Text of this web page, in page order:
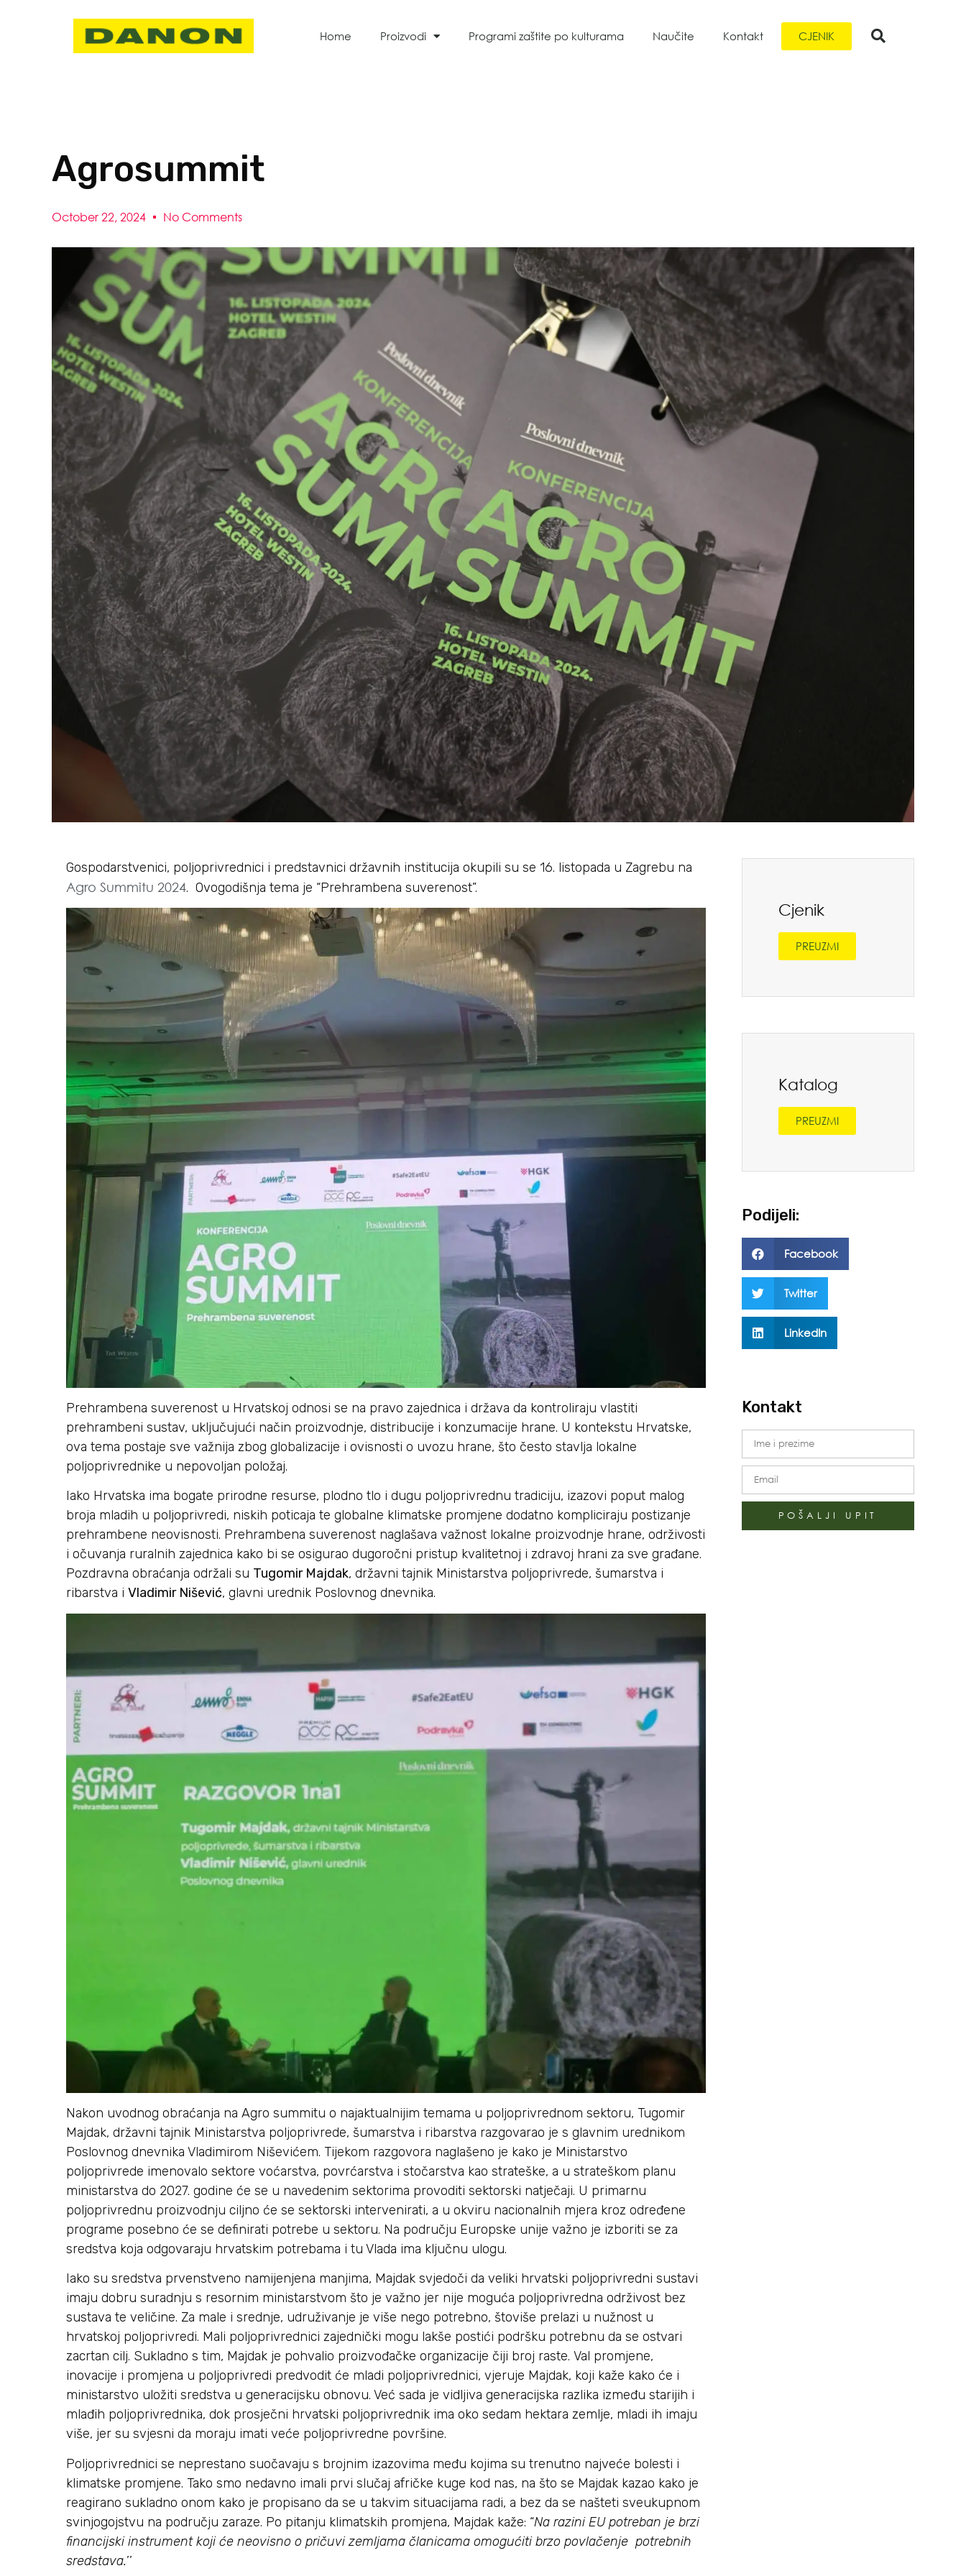
Home Proizvodi Programi zaštite po kulturama Naučite Kontakt CJENIK
Agrosummit
October 22, 2024 No Comments
Gospodarstvenici, poljoprivrednici i predstavnici državnih institucija okupili su se 16. listopada u Zagrebu na
Agro Summitu 2024. Ovogodišnja tema je “Prehrambena suverenost”.
Prehrambena suverenost u Hrvatskoj odnosi se na pravo zajednica i država da kontroliraju vlastiti
prehrambeni sustav, uključujući način proizvodnje, distribucije i konzumacije hrane. U kontekstu Hrvatske,
ova tema postaje sve važnija zbog globalizacije i ovisnosti o uvozu hrane, što često stavlja lokalne
poljoprivrednike u nepovoljan položaj.
Iako Hrvatska ima bogate prirodne resurse, plodno tlo i dugu poljoprivrednu tradiciju, izazovi poput malog
broja mladih u poljoprivredi, niskih poticaja te globalne klimatske promjene dodatno kompliciraju postizanje
prehrambene neovisnosti. Prehrambena suverenost naglašava važnost lokalne proizvodnje hrane, održivosti
i očuvanja ruralnih zajednica kako bi se osigurao dugoročni pristup kvalitetnoj i zdravoj hrani za sve građane.
Pozdravna obraćanja održali su Tugomir Majdak, državni tajnik Ministarstva poljoprivrede, šumarstva i
ribarstva i Vladimir Nišević, glavni urednik Poslovnog dnevnika.
Nakon uvodnog obraćanja na Agro summitu o najaktualnijim temama u poljoprivrednom sektoru, Tugomir
Majdak, državni tajnik Ministarstva poljoprivrede, šumarstva i ribarstva razgovarao je s glavnim urednikom
Poslovnog dnevnika Vladimirom Niševićem. Tijekom razgovora naglašeno je kako je Ministarstvo
poljoprivrede imenovalo sektore voćarstva, povrćarstva i stočarstva kao strateške, a u strateškom planu
ministarstva do 2027. godine će se u navedenim sektorima provoditi sektorski natječaji. U primarnu
poljoprivrednu proizvodnju ciljno će se sektorski intervenirati, a u okviru nacionalnih mjera kroz određene
programe posebno će se definirati potrebe u sektoru. Na području Europske unije važno je izboriti se za
sredstva koja odgovaraju hrvatskim potrebama i tu Vlada ima ključnu ulogu.
Iako su sredstva prvenstveno namijenjena manjima, Majdak svjedoči da veliki hrvatski poljoprivredni sustavi
imaju dobru suradnju s resornim ministarstvom što je važno jer nije moguća poljoprivredna održivost bez
sustava te veličine. Za male i srednje, udruživanje je više nego potrebno, štoviše prelazi u nužnost u
hrvatskoj poljoprivredi. Mali poljoprivrednici zajednički mogu lakše postići podršku potrebnu da se ostvari
zacrtan cilj. Sukladno s tim, Majdak je pohvalio proizvođačke organizacije čiji broj raste. Val promjene,
inovacije i promjena u poljoprivredi predvodit će mladi poljoprivrednici, vjeruje Majdak, koji kaže kako će i
ministarstvo uložiti sredstva u generacijsku obnovu. Već sada je vidljiva generacijska razlika između starijih i
mlađih poljoprivrednika, dok prosječni hrvatski poljoprivrednik ima oko sedam hektara zemlje, mladi ih imaju
više, jer su svjesni da moraju imati veće poljoprivredne površine.
Poljoprivrednici se neprestano suočavaju s brojnim izazovima među kojima su trenutno najveće bolesti i
klimatske promjene. Tako smo nedavno imali prvi slučaj afričke kuge kod nas, na što se Majdak kazao kako je
reagirano sukladno onom kako je propisano da se u takvim situacijama radi, a bez da se našteti sveukupnom
svinjogojstvu na području zaraze. Po pitanju klimatskih promjena, Majdak kaže: “Na razini EU potreban je brzi
financijski instrument koji će neovisno o pričuvi zemljama članicama omogućiti brzo povlačenje potrebnih
sredstava.’’
Cjenik
PREUZMI
Katalog
PREUZMI
Podijeli:
Facebook
Twitter
LinkedIn
Kontakt
POŠALJI UPIT